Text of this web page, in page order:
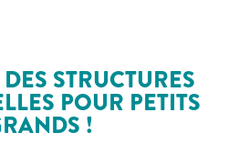
STRUCTURES
POUR PETITS
!